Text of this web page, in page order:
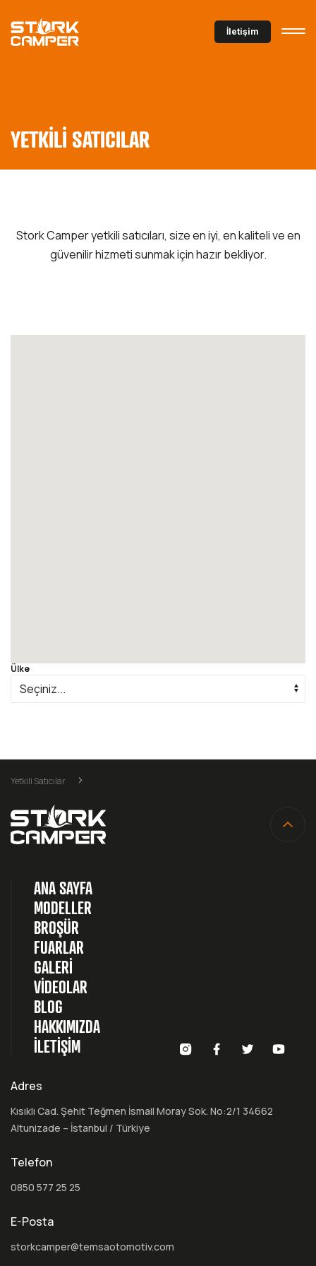
İletişim
YETKİLİ SATICILAR
Stork Camper yetkili satıcıları, size en iyi, en kaliteli ve en
güvenilir hizmeti sunmak için hazır bekliyor.
Ülke
Yetkili Satıcılar
Adres
Kısıklı Cad. Şehit Teğmen İsmail Moray Sok. No:2/1 34662
Altunizade – İstanbul / Türkiye
Telefon
0850 577 25 25
E-Posta
storkcamper@temsaotomotiv.com
ANA SAYFA
MODELLER
BROŞÜR
FUARLAR
GALERİ
VİDEOLAR
BLOG
HAKKIMIZDA
İLETİŞİM